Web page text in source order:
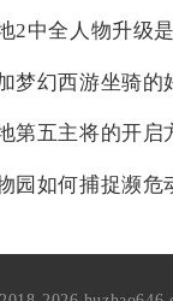
梦幻西游坐骑的
园如何捕捉濒危